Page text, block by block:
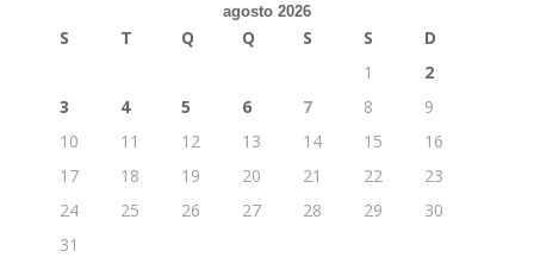
agosto 2026
S T Q Q S S
D
1
2
3
4 5 6 7 8
9
10
11 12 13 14 15
16
17
18 19 20 21 22
23
24
25 26 27 28 29
30
31